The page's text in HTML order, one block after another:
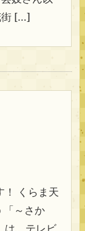
街 […]
！ くらま天
～さか
は、テレビ